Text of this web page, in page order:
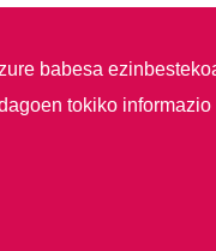
babesa
tokiko